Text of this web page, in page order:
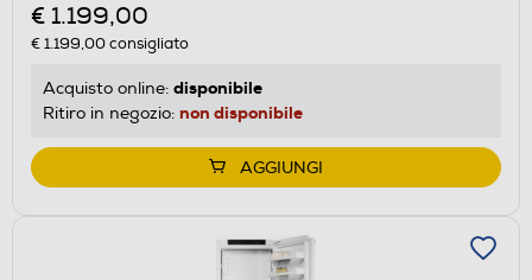
€ 1.199,00
€ 1.199,00consigliato
Acquisto online: disponibile
Ritiro in negozio: non disponibile
AGGIUNGI